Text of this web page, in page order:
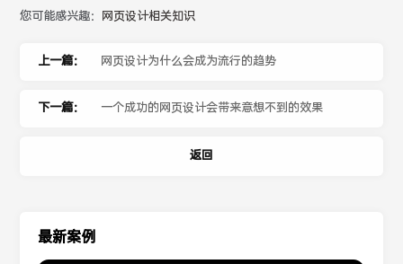
您可能感兴趣： 网页设计相关知识
上一篇： 网页设计为什么会成为流行的趋势
下一篇： 一个成功的网页设计会带来意想不到的效果
返回
最新案例